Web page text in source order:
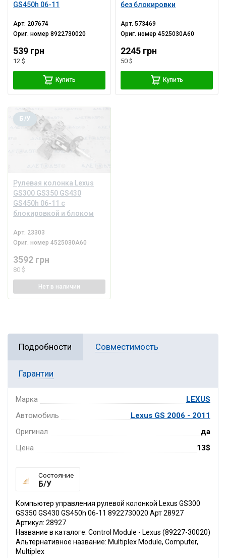
GS450h 06-11
Арт. 207674
Ориг. номер8922730020
539 грн
12 $
Купить
без блокировки
Арт.573469
Ориг. номер4525030A60
2245 грн
50 $
Купить
Рулевая колонка Lexus
GS300 GS350 GS430
GS450h 06-11 с
блокировкой и блоком
Б/У
Арт. 23303
Ориг. номер4525030A60
3592 грн
80 $
Нет в наличии
Подробности Совместимость
Гарантии
Марка
LEXUS
Автомобиль
Lexus GS 2006 - 2011
Оригинал
да
Цена
13$
Состояние
Б/У
Компьютер управления рулевой колонкой Lexus GS300
GS350 GS430 GS450h 06-11 8922730020 Арт 28927
Артикул: 28927
Название в каталоге: Control Module - Lexus (89227-30020)
Альтернативное название: Multiplex Module, Computer,
Multiplex